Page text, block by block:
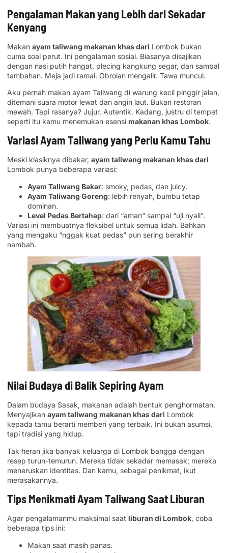
Pengalaman Makan yang Lebih dari Sekadar
Kenyang
Makan ayam taliwang makanan khas dari Lombok bukan
cuma soal perut. Ini pengalaman sosial. Biasanya disajikan
dengan nasi putih hangat, plecing kangkung segar, dan sambal
tambahan. Meja jadi ramai. Obrolan mengalir. Tawa muncul.
Aku pernah makan ayam Taliwang di warung kecil pinggir jalan,
ditemani suara motor lewat dan angin laut. Bukan restoran
mewah. Tapi rasanya? Jujur. Autentik. Kadang, justru di tempat
seperti itu kamu menemukan esensi makanan khas Lombok.
Variasi Ayam Taliwang yang Perlu Kamu Tahu
Meski klasiknya dibakar, ayam taliwang makanan khas dari
Lombok punya beberapa variasi:
Ayam Taliwang Bakar: smoky, pedas, dan juicy.
Ayam Taliwang Goreng: lebih renyah, bumbu tetap
dominan.
Level Pedas Bertahap: dari “aman” sampai “uji nyali”.
Variasi ini membuatnya fleksibel untuk semua lidah. Bahkan
yang mengaku “nggak kuat pedas” pun sering berakhir
nambah.
Nilai Budaya di Balik Sepiring Ayam
Dalam budaya Sasak, makanan adalah bentuk penghormatan.
Menyajikan ayam taliwang makanan khas dari Lombok
kepada tamu berarti memberi yang terbaik. Ini bukan asumsi,
tapi tradisi yang hidup.
Tak heran jika banyak keluarga di Lombok bangga dengan
resep turun-temurun. Mereka tidak sekadar memasak; mereka
meneruskan identitas. Dan kamu, sebagai penikmat, ikut
merasakannya.
Tips Menikmati Ayam Taliwang Saat Liburan
Agar pengalamanmu maksimal saat liburan di Lombok, coba
beberapa tips ini:
Makan saat masih panas.